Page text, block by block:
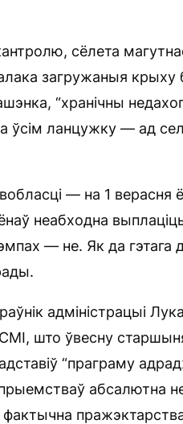
сёлета
загружаныя
“хранічны
ўсім ланцужку — ад
— на 1 верасня
неабходна
— не. Як да гэтага
адміністрацыі
што ўвесну
“праграму
абсалютна